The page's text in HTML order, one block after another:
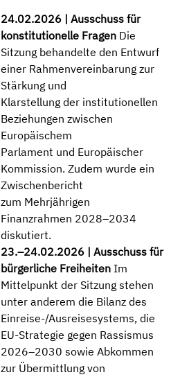
24.02.2026 | Ausschuss für
konstitutionelle Fragen Die
Sitzung behandelte den Entwurf
einer Rahmenvereinbarung zur
Stärkung und
Klarstellung der institutionellen
Beziehungen zwischen
Europäischem
Parlament und Europäischer
Kommission. Zudem wurde ein
Zwischenbericht
zum Mehrjährigen
Finanzrahmen 2028–2034
diskutiert.
23.–24.02.2026 | Ausschuss für
bürgerliche Freiheiten Im
Mittelpunkt der Sitzung stehen
unter anderem die Bilanz des
Einreise-/Ausreisesystems, die
EU-Strategie gegen Rassismus
2026–2030 sowie Abkommen
zur Übermittlung von